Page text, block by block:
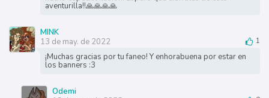
aventurilla!!🙏🙏🙏🙏
MINK
13 de may. de 2022
1
¡Muchas gracias por tu faneo! Y enhorabuena por estar en
los banners :3
Odemi